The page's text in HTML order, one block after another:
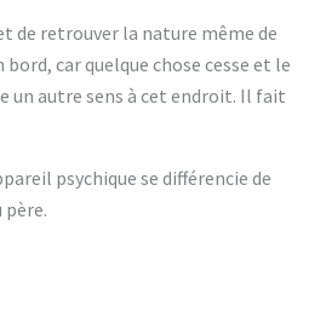
de retrouver la nature même de
car quelque chose cesse et le
un autre sens à cet endroit. Il fait
psychique se différencie de
père.